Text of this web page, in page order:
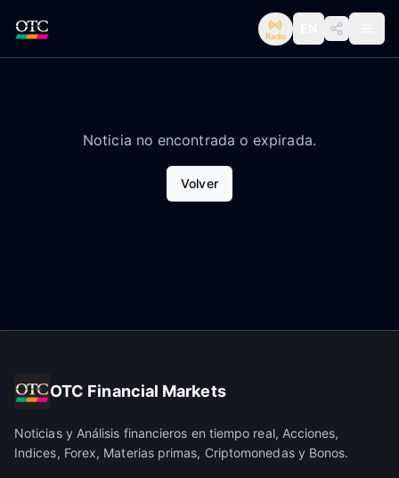
Radio
Noticia no encontrada o expirada.
Volver
OTC Financial Markets
Noticias y Análisis financieros en tiempo real, Acciones,
Indices, Forex, Materias primas, Criptomonedas y Bonos.